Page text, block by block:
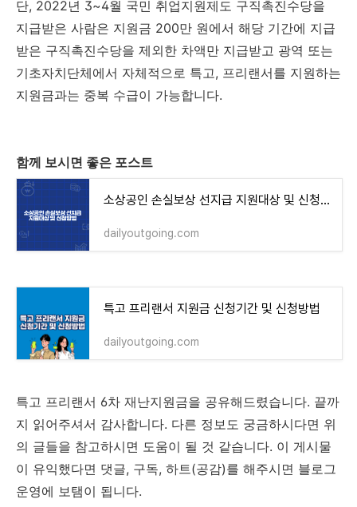
단, 2022년 3~4월 국민 취업지원제도 구직촉진수당을
지급받은 사람은 지원금 200만 원에서 해당 기간에 지급
받은 구직촉진수당을 제외한 차액만 지급받고 광역 또는
기초자치단체에서 자체적으로 특고, 프리랜서를 지원하는
지원금과는 중복 수급이 가능합니다.
함께 보시면 좋은 포스트
소상공인 손실보상 선지급 지원대상 및 신청방법
dailyoutgoing.com
특고 프리랜서 지원금 신청기간 및 신청방법
dailyoutgoing.com
특고 프리랜서 6차 재난지원금을 공유해드렸습니다. 끝까
지 읽어주셔서 감사합니다. 다른 정보도 궁금하시다면 위
의 글들을 참고하시면 도움이 될 것 같습니다. 이 게시물
이 유익했다면 댓글, 구독, 하트(공감)를 해주시면 블로그
운영에 보탬이 됩니다.